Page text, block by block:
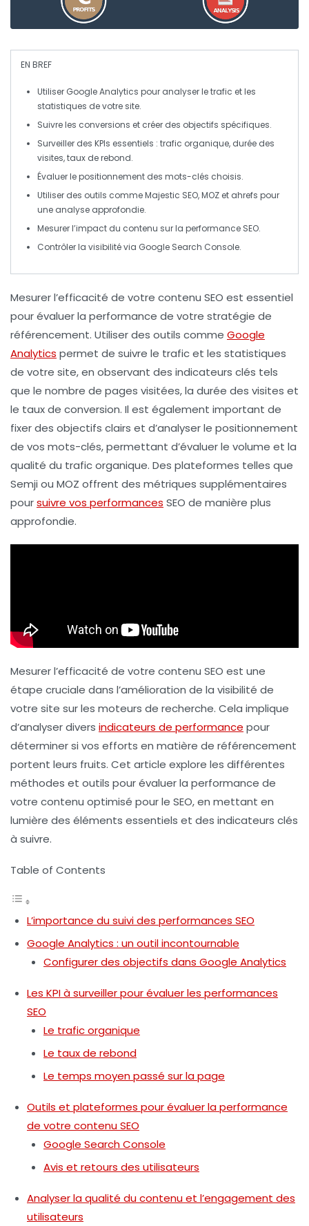
EN BREF
Utiliser Google Analytics pour analyser letrafic et les
statistiques de votre site.
Suivre les conversions et créer des objectifs spécifiques.
Surveiller des KPIs essentiels : trafic organique, durée des
visites,taux de rebond.
Évaluer lepositionnement des mots-clés choisis.
Utiliser des outils commeMajestic SEO,MOZ et ahrefs pour
une analyse approfondie.
Mesurer l’impact du contenu sur la performance SEO.
Contrôler la visibilitévia Google Search Console.
Mesurer l’efficacité de votre contenu SEO est essentiel
pour évaluer la performance de votre stratégie de
référencement. Utiliser des outils comme Google
Analytics permet de suivre le traficet les statistiques
de votre site, en observant des indicateurs clés tels
que le nombre de pages visitées, la durée des visites et
le taux de conversion. Il est également important de
fixer des objectifs clairs et d’analyser le positionnement
de vos mots-clés, permettant d’évaluer le volume et la
qualité du trafic organique. Des plateformes telles que
Semji ou MOZ offrent des métriques supplémentaires
poursuivre vos performances SEO de manière plus
approfondie.
Mesurer l’efficacité de votre contenu SEO est une
étape cruciale dans l’amélioration de la visibilité de
votre site sur les moteurs de recherche. Cela implique
d’analyser divers indicateurs de performance pour
déterminer si vos efforts en matière de référencement
portent leurs fruits. Cet article explore les différentes
méthodes et outils pour évaluer la performance de
votre contenu optimisé pour le SEO, en mettant en
lumière des éléments essentiels et des indicateurs clés
à suivre.
Table of Contents
L’importance du suivi des performances SEO
Google Analytics : un outil incontournable
Configurer des objectifs dans Google Analytics
Les KPI à surveiller pour évaluer les performances
SEO
Le trafic organique
Le taux de rebond
Le temps moyen passé sur la page
Outils et plateformes pour évaluer la performance
de votre contenu SEO
Google Search Console
Avis et retours des utilisateurs
Analyser la qualité du contenu et l’engagement des
utilisateurs